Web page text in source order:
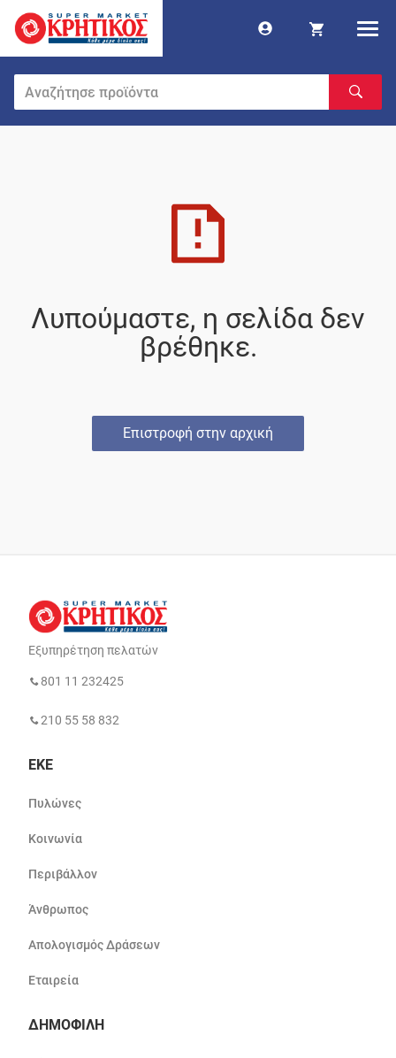
Λυπούμαστε, η σελίδα δεν
βρέθηκε.
Επιστροφή στην αρχική
Εξυπηρέτηση πελατών
801 11 232425
210 55 58 832
ΕΚΕ
Πυλώνες
Κοινωνία
Περιβάλλον
Άνθρωπος
Απολογισμός Δράσεων
Εταιρεία
ΔΗΜΟΦΙΛΗ